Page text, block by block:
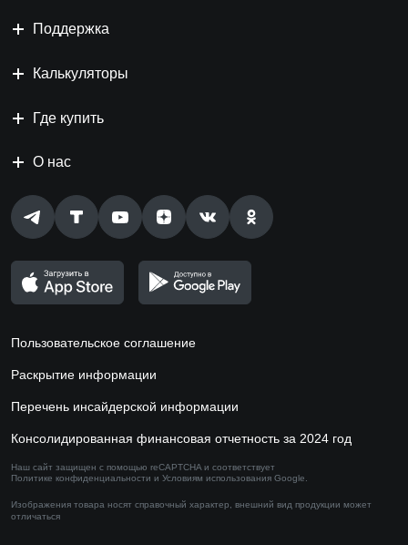
Поддержка
Калькуляторы
Где купить
О нас
Пользовательское соглашение
Раскрытие информации
Перечень инсайдерской информации
Консолидированная финансовая отчетность за 2024 год
Наш сайт защищен с помощью reCAPTCHA и соответствует
Политике конфиденциальности и Условиям использования Google.
Изображения товара носят справочный характер, внешний вид продукции может
отличаться